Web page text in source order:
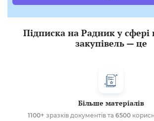
Підписка на Радник у сфері
закупівель — це
Більше матеріалів
1100+ зразків документів та 6500